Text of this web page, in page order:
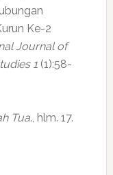
Ke-2
Journal of
1(1):58-
Tua., hlm. 17.